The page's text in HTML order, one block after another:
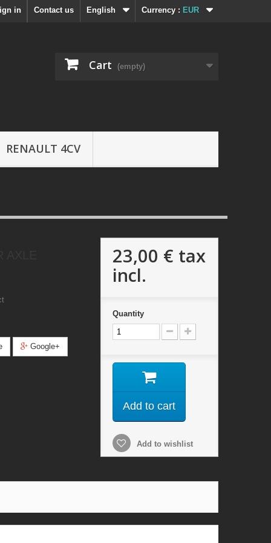
Currency : EUR
English
Contact us
in
Cart (empty)
RENAULT 4CV
Google+
23,00 € tax
incl.
Quantity
Add to cart
Add to wishlist